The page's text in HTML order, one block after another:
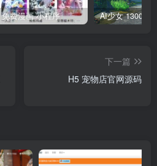
免费漫画 小程序
下一篇
H5 宠物店官网源码